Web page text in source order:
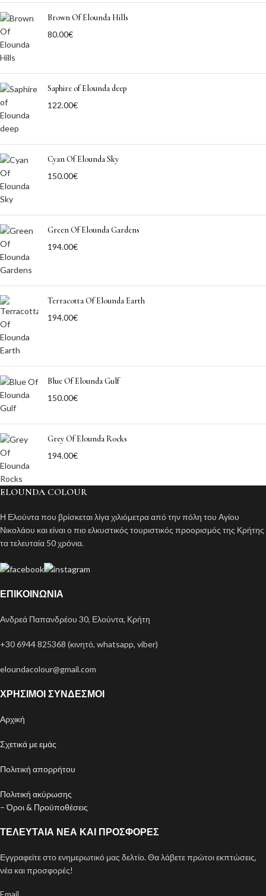
Brown Of Elounda Hills
80.00€
Saphire of Elounda deep
122.00€
Cyan Of Elounda Sky
150.00€
Green Of Elounda Gardens
194.00€
Terracotta Of Elounda Earth
194.00€
Blue Of Elounda Gulf
150.00€
Grey Of Elounda Rocks
194.00€
ELOUNDA COLOUR
Η Ελούντα που βρίσκεται λίγα χιλιόμετρα από την πόλη του Αγίου
Νικολάου και είναι ο πιο ελκυστικός τουριστικός προορισμός της Κρήτης
τα τελευταία 50 χρόνια.
ΕΠΙΚΟΙΝΩΝΊΑ
Ανδρεά Παπανδρέου 30, Ελούντα, Κρήτη
+30 6944 825368 (κινητό, whatsapp, viber)
eloundacolour@gmail.com
ΧΡΉΣΙΜΟΙ ΣΎΝΔΕΣΜΟΙ
Αρχική
Σχετικά με εμάς
Πολιτική απορρήτου
Πολιτική ακύρωσης
– Όροι & Προϋποθέσεις
ΤΕΛΕΥΤΑΊΑ ΝΈΑ ΚΑΙ ΠΡΟΣΦΟΡΈΣ
Εγγραφείτε στο ενημερωτικό μας δελτίο. Θα λάβετε πρώτοι εκπτώσεις,
νέα και προσφορές!
Email